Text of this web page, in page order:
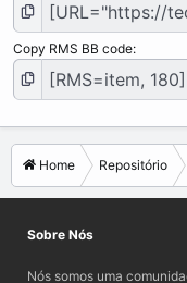
Copy RMS BB code
Home Repositório
Sobre Nós
Nós somos uma